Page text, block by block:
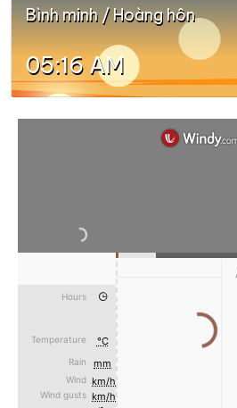
Bình minh / Hoàng hôn
05:16 AM